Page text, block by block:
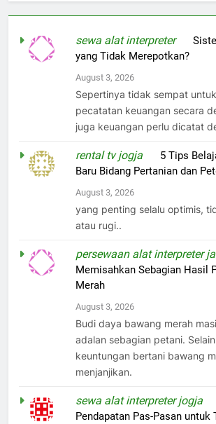
sewa alat interpreteron
yang Tidak Merepotkan?
August 3, 2026
Sepertinya tidak sempat
pecatatan keuangan secara
juga keuangan perlu dicatat
rental tv jogja
5 Tips
Baru Bidang Pertanian dan
August 3, 2026
yang penting selalu optimis,
atau rugi..
persewaan alat interpreter
Memisahkan Sebagian Hasil
Merah
August 3, 2026
Budi daya bawang merah
adalan sebagian petani.
keuntungan bertani bawang
menjanjikan.
sewa alat interpreter jogja
Pendapatan Pas-Pasan untuk